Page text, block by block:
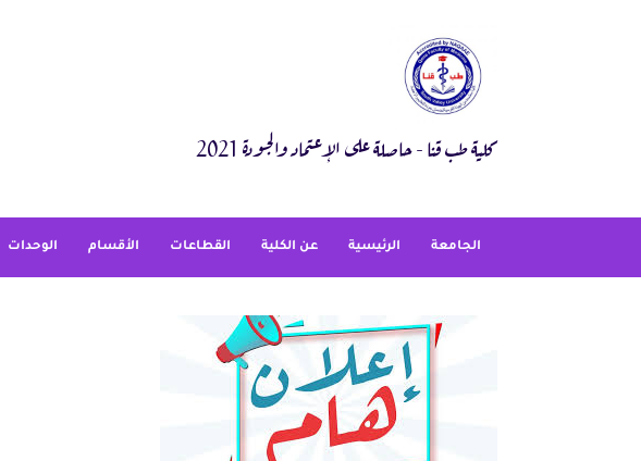
كلية طب قنا - حاصلة على الإعتماد والجودة 2021
الجامعة الرئيسية عن الكلية القطاعات الأقسام الوحدات